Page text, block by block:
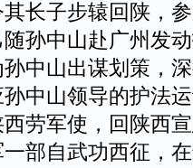
长子步辕回陕，
孙中山赴广州发
中山出谋划策，
中山领导的护法
劳军使，回陕西
部自武功西征，